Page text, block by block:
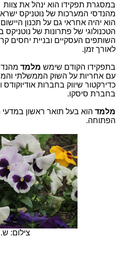
במסגרת תפקידו הוא ינהל את צוות
מהנדסי המערכות של נוטניקס
הוא יהיה אחראי גם על תכנון היישום
הטכנולוגי של פתרונות של
השותפים העסקיים ובניית יחסים
לאורך זמן.
בתפקידו הקודם שימש מלמד
כדירקטור שיווק בחברות
בחברת סיסקו.
מלמד הוא בעל תואר ראשון
הפתוחה.
צילום: ש.